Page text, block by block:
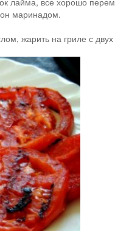
маринадом.
жарить на гриле с двух